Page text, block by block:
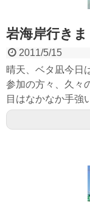
岩海岸行きま
2011/5/15
晴天、ベタ凪今日
参加の方々、久々
目はなかなか手強